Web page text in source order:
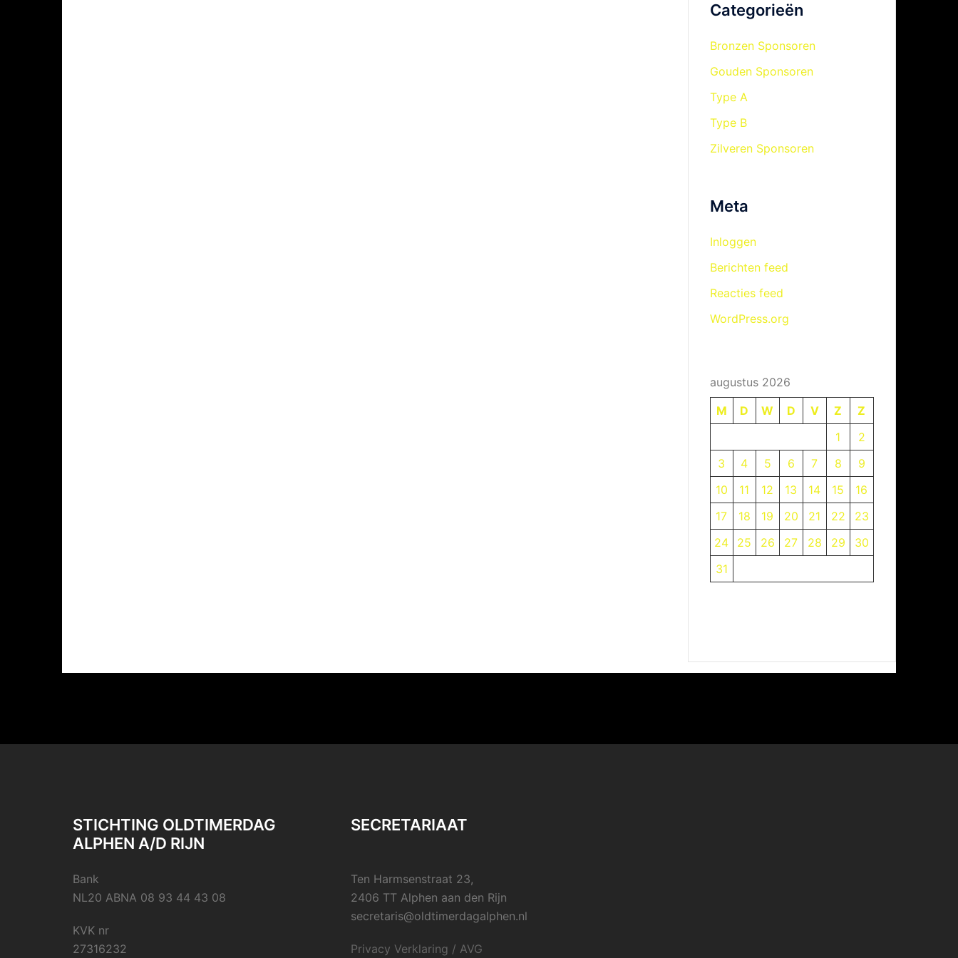
Categorieën
Bronzen Sponsoren
Gouden Sponsoren
Type A
Type B
Zilveren Sponsoren
Meta
Inloggen
Berichten feed
Reacties feed
WordPress.org
augustus 2026
M
D W D V Z
Z
1
2
3
4 5 6 7 8
9
10
11 12 13 14 15
16
17
18 19 20 21 22
23
24
25 26 27 28 29
30
31
STICHTING OLDTIMERDAG
ALPHEN A/D RIJN
Bank
NL20 ABNA 08 93 44 43 08
KVK nr
27316232
SECRETARIAAT
Ten Harmsenstraat 23,
2406 TT Alphen aan den Rijn
secretaris@oldtimerdagalphen.nl
Privacy Verklaring / AVG